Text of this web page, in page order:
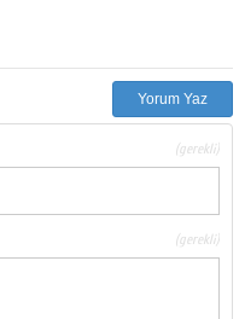
Yorum Yaz
(gerekli)
(gerekli)